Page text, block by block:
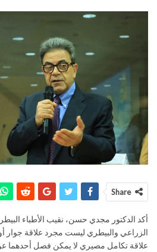
Share
أكد الدكتور مجدي حسن، نقيب الأطباء
الزراعي والبيطري ليست مجرد علاقة جوار
علاقة تكامل مصيري لا يمكن فصل أحدهما